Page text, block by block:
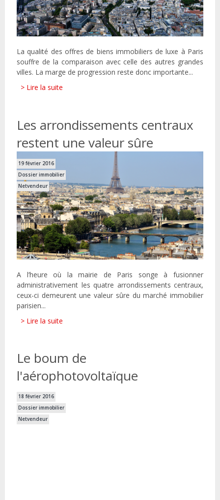
La qualité des offres de biens immobiliers de luxe à Paris
souffre de la comparaison avec celle des autres grandes
villes. La marge de progression reste donc importante...
> Lire la suite
Les arrondissements centraux
restent une valeur sûre
19 février 2016
Dossier immobilier
Netvendeur
A l’heure où la mairie de Paris songe à fusionner
administrativement les quatre arrondissements centraux,
ceux-ci demeurent une valeur sûre du marché immobilier
parisien...
> Lire la suite
Le boum de
l'aérophotovoltaïque
18 février 2016
Dossier immobilier
Netvendeur